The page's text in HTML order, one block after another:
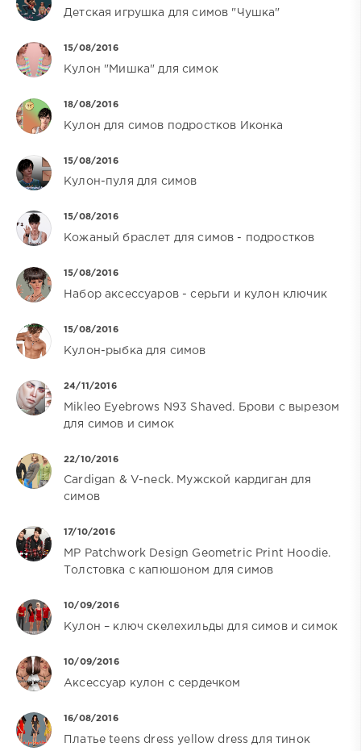
Детская игрушка для симов "Чушка"
15/08/2016
Кулон "Мишка" для симок
18/08/2016
Кулон для симов подростков Иконка
15/08/2016
Кулон-пуля для симов
15/08/2016
Кожаный браслет для симов - подростков
15/08/2016
Набор аксессуаров - серьги и кулон ключик
15/08/2016
Кулон-рыбка для симов
24/11/2016
Mikleo Eyebrows N93 Shaved. Брови с вырезом
для симов и симок
22/10/2016
Cardigan & V-neck. Мужской кардиган для
симов
17/10/2016
MP Patchwork Design Geometric Print Hoodie.
Толстовка с капюшоном для симов
10/09/2016
Кулон – ключ скелехильды для симов и симок
10/09/2016
Аксессуар кулон с сердечком
16/08/2016
Платье teens dress yellow dress для тинок